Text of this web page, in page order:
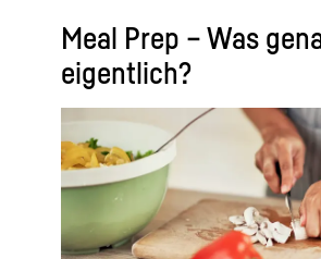
Meal Prep – Was
eigentlich?